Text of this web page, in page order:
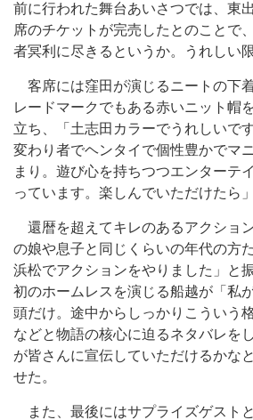
前に行われた舞台あいさつでは、東
席のチケットが完売したとのことで
者冥利に尽きるというか。うれしい
客席には窪田が演じるニートの下
レードマークでもある赤いニット帽
立ち、「土志田カラーでうれしいで
変わり者でヘンタイで個性豊かでマ
まり。遊び心を持ちつつエンターテ
っています。楽しんでいただけたら
還暦を超えてキレのあるアクショ
の娘や息子と同じくらいの年代の方
浜松でアクションをやりました」と
初のホームレスを演じる船越が「私
頭だけ。途中からしっかりこういう
などと物語の核心に迫るネタバレを
が皆さんに宣伝していただけるかな
せた。
また、最後にはサプライズゲスト